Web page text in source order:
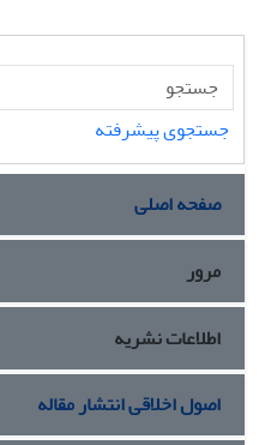
جستجوی پیشرفته
صفحه اصلی
مرور
اطلاعات نشریه
اصول اخلاقی انتشار مقاله